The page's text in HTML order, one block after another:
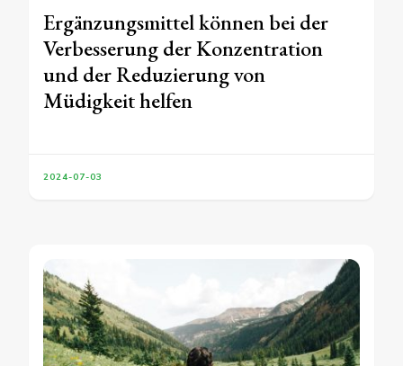
Ergänzungsmittel können bei der
Verbesserung der Konzentration
und der Reduzierung von
Müdigkeit helfen
2024-07-03